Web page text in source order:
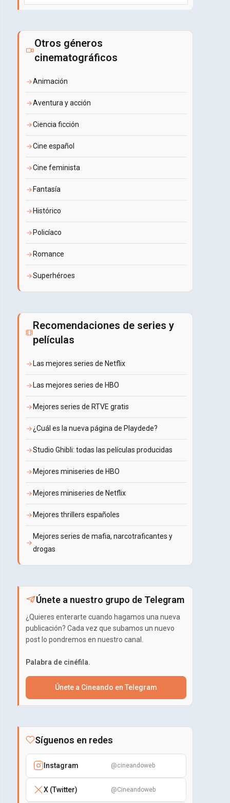
Otros géneros
cinematográficos
Animación
Aventura y acción
Ciencia ficción
Cine español
Cine feminista
Fantasía
Histórico
Policíaco
Romance
Superhéroes
Recomendaciones de series y
películas
Las mejores series de Netflix
Las mejores series de HBO
Mejores series de RTVE gratis
¿Cuál es la nueva página de Playdede?
Studio Ghibli: todas las películas producidas
Mejores miniseries de HBO
Mejores miniseries de Netflix
Mejores thrillers españoles
Mejores series de mafia, narcotraficantes y
drogas
Únete a nuestro grupo de Telegram
¿Quieres enterarte cuando hagamos una nueva
publicación? Cada vez que subamos un nuevo
post lo pondremos en nuestro canal.
Palabra de cinéfila.
Únete a Cineando en Telegram
Síguenos en redes
Instagram @cineandoweb
X (Twitter) @Cineandoweb